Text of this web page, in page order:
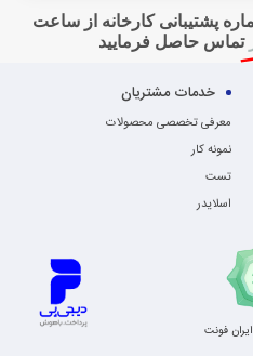
پشتیبانی کارخانه از ساعت
تماس حاصل فرمایید
خدمات مشتریان
معرفی تخصصی محصولات
نمونه کار
تست
اسلایدر
ایران فونت